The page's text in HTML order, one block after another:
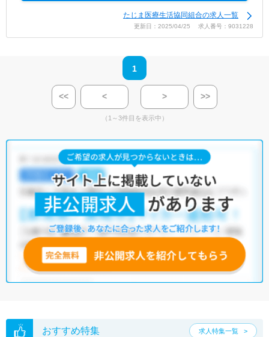
たじま医療生活協同組合の求人一覧
更新日：2025/04/25 求人番号：9031228
1
<< < > >>
（1～3件目を表示中）
おすすめ特集 求人特集一覧